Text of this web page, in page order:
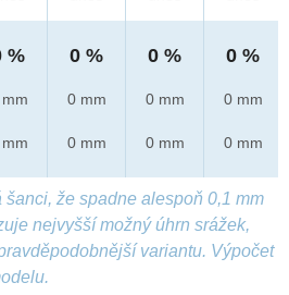
% 0 %
0 mm
0 mm
0 %
0 mm
0 mm
0 %
0 mm
0 mm
že spadne alespoň 0,1 mm
nejvyšší možný úhrn srážek,
variantu. Výpočet